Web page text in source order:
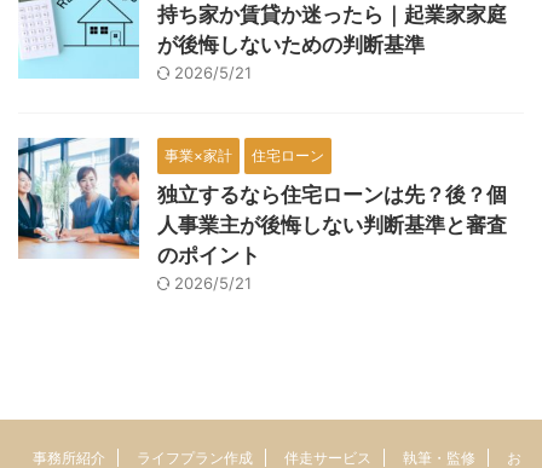
持ち家か賃貸か迷ったら｜起業家家庭
が後悔しないための判断基準
2026/5/21
事業×家計 住宅ローン
独立するなら住宅ローンは先？後？個
人事業主が後悔しない判断基準と審査
のポイント
2026/5/21
事務所紹介 ライフプラン作成 伴走サービス 執筆・監修
お